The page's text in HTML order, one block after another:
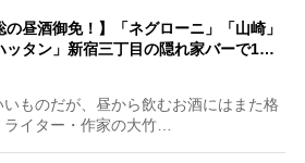
の昼酒御免！】「ネグローニ」「山崎」
ッタン」新宿三丁目の隠れ家バーで1…
ものだが、昼から飲むお酒にはまた格
イター・作家の大竹…